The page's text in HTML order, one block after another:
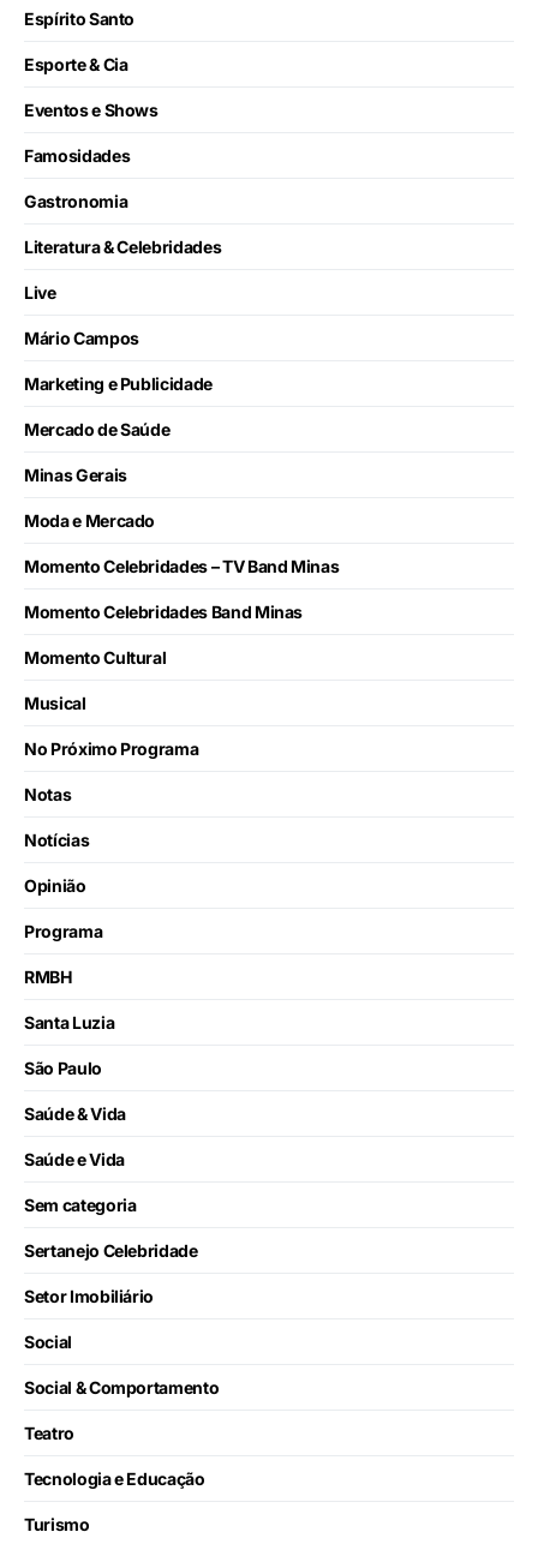
Espírito Santo
Esporte & Cia
Eventos e Shows
Famosidades
Gastronomia
Literatura & Celebridades
Live
Mário Campos
Marketing e Publicidade
Mercado de Saúde
Minas Gerais
Moda e Mercado
Momento Celebridades – TV Band Minas
Momento Celebridades Band Minas
Momento Cultural
Musical
No Próximo Programa
Notas
Notícias
Opinião
Programa
RMBH
Santa Luzia
São Paulo
Saúde & Vida
Saúde e Vida
Sem categoria
Sertanejo Celebridade
Setor Imobiliário
Social
Social & Comportamento
Teatro
Tecnologia e Educação
Turismo